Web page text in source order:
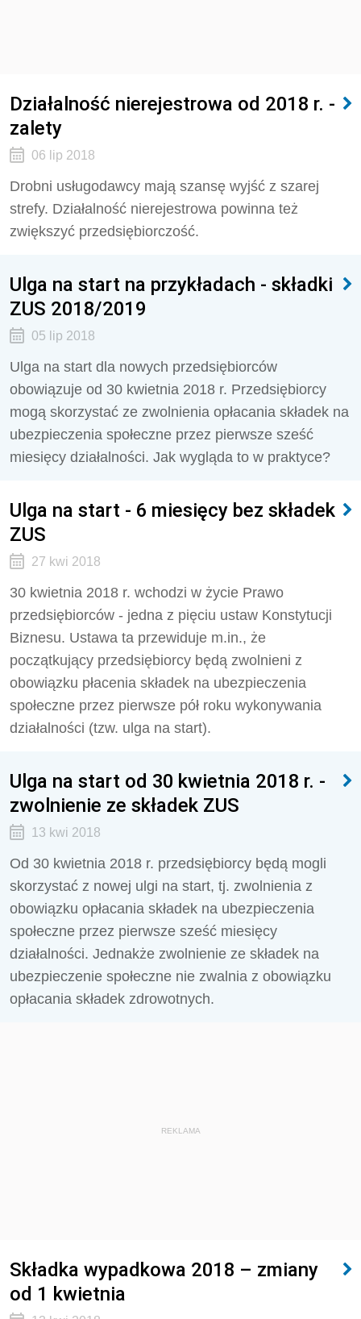
Działalność nierejestrowa od 2018 r. -
zalety
06 lip 2018
Drobni usługodawcy mają szansę wyjść z szarej
strefy. Działalność nierejestrowa powinna też
zwiększyć przedsiębiorczość.
Ulga na start na przykładach - składki
ZUS 2018/2019
05 lip 2018
Ulga na start dla nowych przedsiębiorców
obowiązuje od 30 kwietnia 2018 r. Przedsiębiorcy
mogą skorzystać ze zwolnienia opłacania składek na
ubezpieczenia społeczne przez pierwsze sześć
miesięcy działalności. Jak wygląda to w praktyce?
Ulga na start - 6 miesięcy bez składek
ZUS
27 kwi 2018
30 kwietnia 2018 r. wchodzi w życie Prawo
przedsiębiorców - jedna z pięciu ustaw Konstytucji
Biznesu. Ustawa ta przewiduje m.in., że
początkujący przedsiębiorcy będą zwolnieni z
obowiązku płacenia składek na ubezpieczenia
społeczne przez pierwsze pół roku wykonywania
działalności (tzw. ulga na start).
Ulga na start od 30 kwietnia 2018 r. -
zwolnienie ze składek ZUS
13 kwi 2018
Od 30 kwietnia 2018 r. przedsiębiorcy będą mogli
skorzystać z nowej ulgi na start, tj. zwolnienia z
obowiązku opłacania składek na ubezpieczenia
społeczne przez pierwsze sześć miesięcy
działalności. Jednakże zwolnienie ze składek na
ubezpieczenie społeczne nie zwalnia z obowiązku
opłacania składek zdrowotnych.
REKLAMA
Składka wypadkowa 2018 – zmiany
od 1 kwietnia